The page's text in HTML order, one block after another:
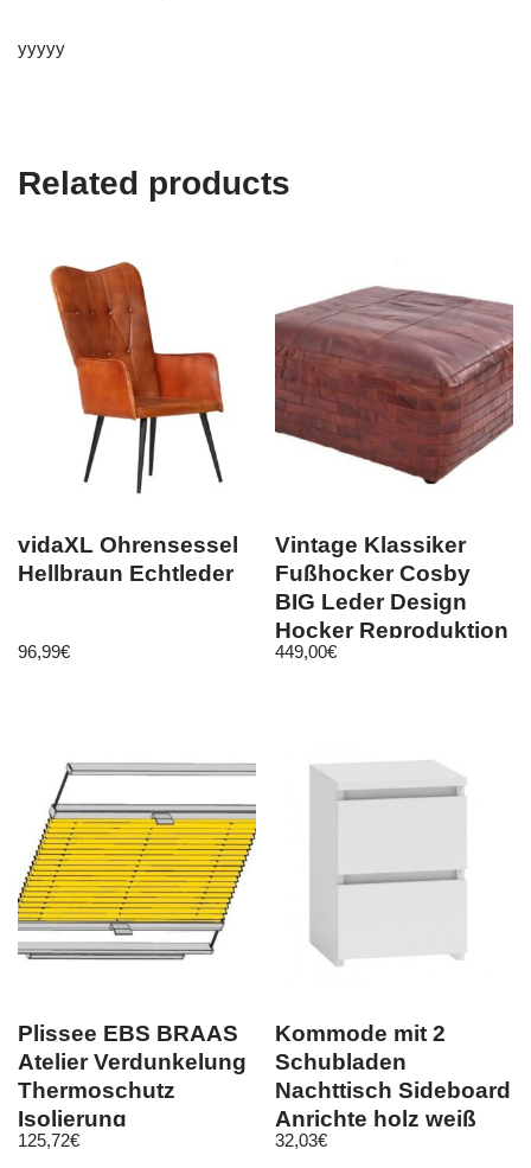
yyyyy
Related products
vidaXL Ohrensessel
Hellbraun Echtleder
96,99€
Vintage Klassiker
Fußhocker Cosby
BIG Leder Design
Hocker Reproduktion
ST-29
449,00€
Plissee EBS BRAAS
Atelier Verdunkelung
Thermoschutz
Isolierung
Wabenplissee Maß
125,72€
Kommode mit 2
Schubladen
Nachttisch Sideboard
Anrichte holz weiß
32,03€